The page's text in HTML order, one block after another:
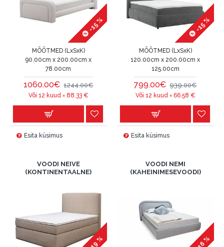
-15 %
MÕÕTMED (LxSxK)
90.00cm x 200.00cm x
78.00cm
1060.00€ 1244.00€
Või 12 kuud = 88.33€
Esita küsimus
-15 %
MÕÕTMED (LxSxK)
120.00cm x 200.00cm x
125.00cm
799.00€ 939.00€
Või 12 kuud = 66.58 €
Esita küsimus
VOODI NEIVE
(KONTINENTAALNE)
VOODI NEMI
(KAHEINIMESEVOODI)